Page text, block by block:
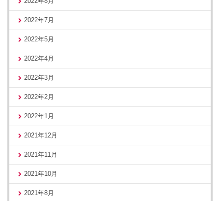
2022年7月
2022年5月
2022年4月
2022年3月
2022年2月
2022年1月
2021年12月
2021年11月
2021年10月
2021年8月